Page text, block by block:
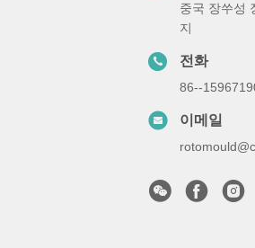
중국 장쑤성
지
전화
86--
이메일